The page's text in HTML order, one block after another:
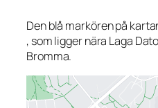
Den blå markören på
, som ligger nära Laga
Bromma.